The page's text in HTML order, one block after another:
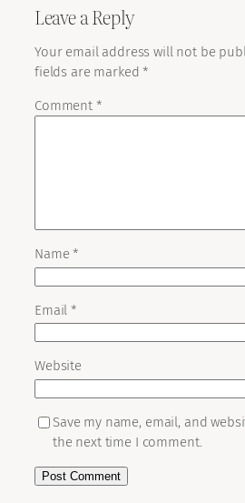
Leave a Reply
Your email address will not be
fields are marked*
Comment *
Name*
Email*
Website
Save my name, email, and
the next time I comment.